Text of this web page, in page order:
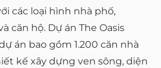
các loại hình nhà phố,
căn hộ. Dự án The Oasis
án bao gồm 1.200 căn nhà
kế xây dựng ven sông, diện